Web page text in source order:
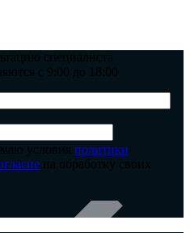
специалиста
с 9:00 до 18:00
условия политики
на обработку своих